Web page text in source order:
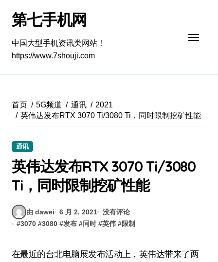
第七手机网
中国大型手机资讯类网站！
https://www.7shouji.com
首页 5G频道 通讯
2021
英伟达发布RTX 3070 Ti/3080 Ti，同时限制挖矿性能
通讯
英伟达发布RTX 3070 Ti/3080
Ti，同时限制挖矿性能
由 dawei 6 月 2, 2021
没有评论
#3070 #3080 #发布 #同时 #英伟 #限制
在最近的台北电脑展发布活动上，英伟达带来了两